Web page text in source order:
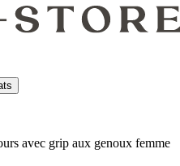
avec grip aux genoux femme